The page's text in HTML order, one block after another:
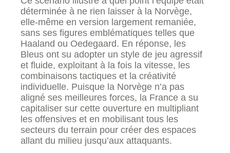
déterminée à ne rien laisser à la Norvège,
elle-même en version largement remaniée,
sans ses figures emblématiques telles que
Haaland ou Oedegaard. En réponse, les
Bleus ont su adopter un style de jeu agressif
et fluide, exploitant à la fois la vitesse, les
combinaisons tactiques et la créativité
individuelle. Puisque la Norvège n’a pas
aligné ses meilleures forces, la France a su
capitaliser sur cette ouverture en multipliant
les offensives et en mobilisant tous les
secteurs du terrain pour créer des espaces
allant du milieu jusqu’aux attaquants.